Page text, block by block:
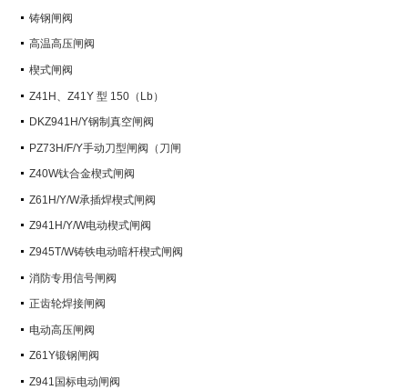
铸钢闸阀
高温高压闸阀
楔式闸阀
Z41H、Z41Y 型 150（Lb）
~600（Lb） 钢制楔式闸阀
DKZ941H/Y钢制真空闸阀
PZ73H/F/Y手动刀型闸阀（刀闸
阀）Z40W钛合金楔式闸阀
Z61H/Y/W承插焊楔式闸阀
Z941H/Y/W电动楔式闸阀
Z945T/W铸铁电动暗杆楔式闸阀
消防专用信号闸阀
正齿轮焊接闸阀
电动高压闸阀
Z61Y锻钢闸阀
Z941国标电动闸阀